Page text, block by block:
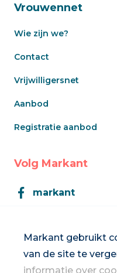
Markant gebruikt
van de site te
informatie over
Vrouwennet
Wie zijn we?
Contact
Vrijwilligersnet
Aanbod
Registratie aanbod
Volg Markant
markant
Inschrijven op